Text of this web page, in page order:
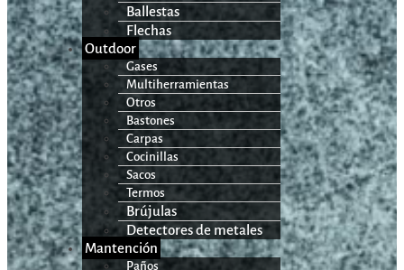
Ballestas
Flechas
Outdoor
Gases
Multiherramientas
Otros
Bastones
Carpas
Cocinillas
Sacos
Termos
Brújulas
Detectores de metales
Mantención
Paños